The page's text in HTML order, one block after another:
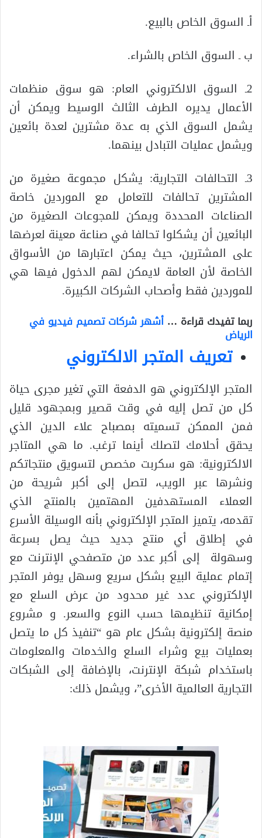
أـ السوق الخاص بالبيع.
ب ـ السوق الخاص بالشراء.
2ـ السوق الالكتروني العام: هو سوق منظمات
الأعمال يديره الطرف الثالث الوسيط ويمكن أن
يشمل السوق الذي به عدة مشترين لعدة بائعين
ويشمل عمليات التبادل بينهما.
3ـ التحالفات التجارية: يشكل مجموعة صغيرة من
المشترين تحالفات للتعامل مع الموردين خاصة
الصناعات المحددة ويمكن للمجوعات الصغيرة من
البائعين أن يشكلوا تحالفا في صناعة معينة لعرضها
على المشترين، حيث يمكن اعتبارها من الأسواق
الخاصة لأن العامة لايمكن لهم الدخول فيها هي
للموردين فقط وأصحاب الشركات الكبيرة.
ربما تفيدك قراءة … أشهر شركات تصميم فيديو في
الرياض
تعريف المتجر الالكتروني
المتجر الإلكتروني هو الدفعة التي تغير مجرى حياة
كل من تصل إليه في وقت قصير وبمجهود قليل
فمن الممكن تسميته بمصباح علاء الدين الذي
يحقق أحلامك لتصلك أينما ترغب. ما هي المتاجر
الالكترونية: هو سكربت مخصص لتسويق منتجاتكم
ونشرها عبر الويب، لتصل إلى أكبر شريحة من
العملاء المستهدفين المهتمين بالمنتج الذي
تقدمه، يتميز المتجر الإلكتروني بأنه الوسيلة الأسرع
في إطلاق أي منتج جديد حيث يصل بسرعة
وسهولة إلى أكبر عدد من متصفحي الإنترنت مع
إتمام عملية البيع بشكل سريع وسهل يوفر المتجر
الإلكتروني عدد غير محدود من عرض السلع مع
إمكانية تنظيمها حسب النوع والسعر. و مشروع
منصة إلكترونية بشكل عام هو “تنفيذ كل ما يتصل
بعمليات بيع وشراء السلع والخدمات والمعلومات
باستخدام شبكة الإنترنت، بالإضافة إلى الشبكات
التجارية العالمية الأخرى”، ويشمل ذلك: